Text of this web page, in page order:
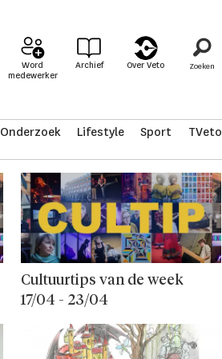
Word
medewerker
Archief Over Veto
Onderzoek Lifestyle Sport TVeto
Cultuurtips van de week
17/04 - 23/04